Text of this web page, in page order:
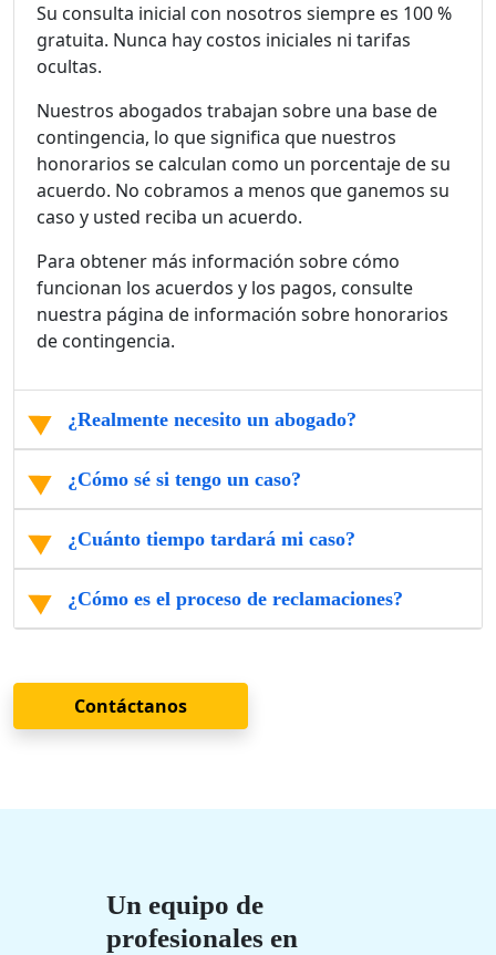
Su consulta inicial con nosotros siempre es 100 %
gratuita. Nunca hay costos iniciales ni tarifas
ocultas.
Nuestros abogados trabajan sobre una base de
contingencia, lo que significa que nuestros
honorarios se calculan como un porcentaje de su
acuerdo. No cobramos a menos que ganemos su
caso y usted reciba un acuerdo.
Para obtener más información sobre cómo
funcionan los acuerdos y los pagos, consulte
nuestra página de información sobre honorarios
de contingencia.
¿Realmente necesito un abogado?
¿Cómo sé si tengo un caso?
¿Cuánto tiempo tardará mi caso?
¿Cómo es el proceso de reclamaciones?
Contáctanos
Un equipo de
profesionales en